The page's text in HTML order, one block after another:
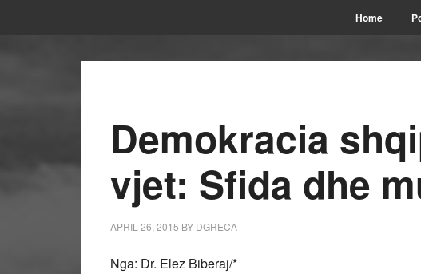
Home
Demokracia
vjet: Sfida dhe
APRIL 26, 2015 BY DGRECA
Nga: Dr. Elez Biberaj/*